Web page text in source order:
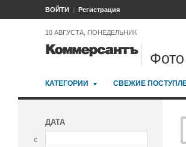
ВОЙТИ Регистрация
10 АВГУСТА, ПОНЕДЕЛЬНИК
Фото
КАТЕГОРИИ СВЕЖИЕ
ДАТА
с